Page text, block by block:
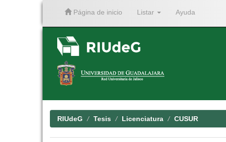
Página de inicio Listar Ayuda
RIUdeG Tesis Licenciatura CUSUR